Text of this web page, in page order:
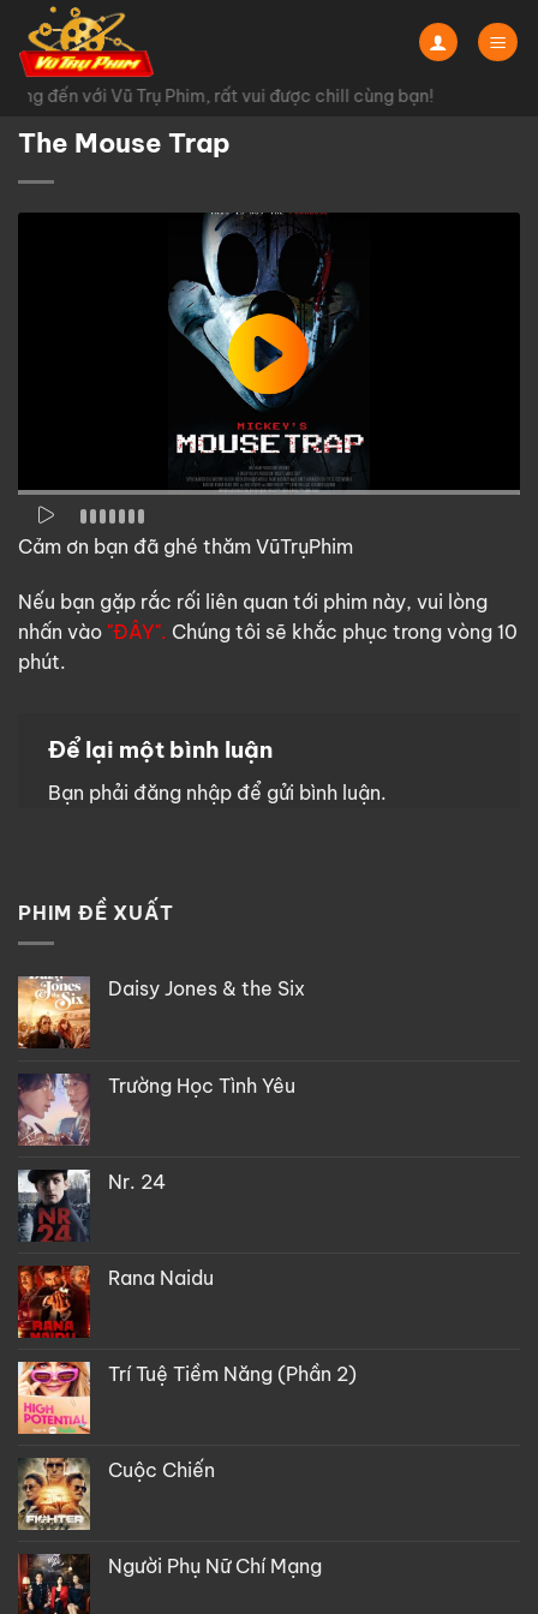
Chuyển
đến
nội
dungđến với Vũ Trụ Phim, rất vui được chill cùng bạn!
The Mouse Trap
Cảm ơn bạn đã ghé thăm VũTrụPhim
Nếu bạn gặp rắc rối liên quan tới phim này, vui lòng
nhấn vào "ĐÂY". Chúng tôi sẽ khắc phục trong vòng 10
phút.
Để lại một bình luận
Bạn phải đăng nhập để gửi bình luận.
PHIM ĐỀ XUẤT
Daisy Jones & the Six
Trường Học Tình Yêu
Nr. 24
Rana Naidu
Trí Tuệ Tiềm Năng (Phần 2)
Cuộc Chiến
Người Phụ Nữ Chí Mạng